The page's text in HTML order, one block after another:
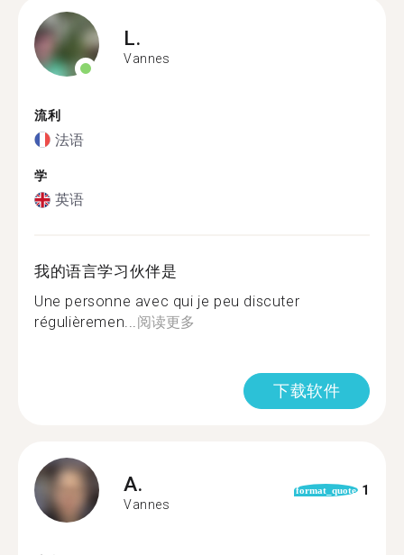
L.
Vannes
流利
法语
学
英语
我的语言学习伙伴是
Une personne avec qui je peu discuter
régulièremen...阅读更多
下载软件
A.
Vannes
format_quote 1